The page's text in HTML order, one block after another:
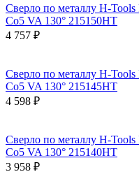
Сверло по металлу H-
Co5 VA 130° 215150HT
4 757 ₽
Сверло по металлу H-
Co5 VA 130° 215145HT
4 598 ₽
Сверло по металлу H-
Co5 VA 130° 215140HT
3 958 ₽